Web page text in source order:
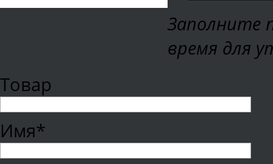
Заполните
время для
Товар
Имя*